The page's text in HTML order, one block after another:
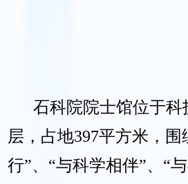
石科院院士馆位于科
层，占地397平方米，围
行”、“与科学相伴”、“